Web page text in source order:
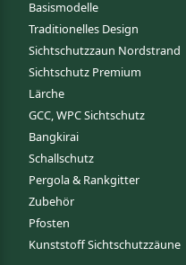
Basismodelle
Traditionelles Design
Sichtschutzzaun Nordstrand
Sichtschutz Premium
Lärche
GCC, WPC Sichtschutz
Bangkirai
Schallschutz
Pergola & Rankgitter
Zubehör
Pfosten
Kunststoff Sichtschutzzäune